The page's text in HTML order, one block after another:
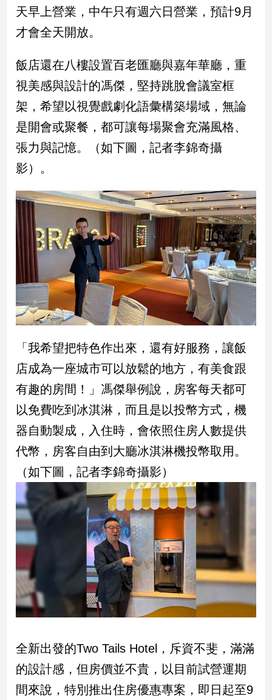
天早上營業，中午只有週六日營業，預計9月
才會全天開放。
飯店還在八樓設置百老匯廳與嘉年華廳，重
視美感與設計的馮傑，堅持跳脫會議室框
架，希望以視覺戲劇化語彙構築場域，無論
是開會或聚餐，都可讓每場聚會充滿風格、
張力與記憶。（如下圖，記者李錦奇攝
影）。
「我希望把特色作出來，還有好服務，讓飯
店成為一座城市可以放鬆的地方，有美食跟
有趣的房間！」馮傑舉例說，房客每天都可
以免費吃到冰淇淋，而且是以投幣方式，機
器自動製成，入住時，會依照住房人數提供
代幣，房客自由到大廳冰淇淋機投幣取用。
（如下圖，記者李錦奇攝影）
全新出發的Two Tails Hotel，斥資不斐，滿滿
的設計感，但房價並不貴，以目前試營運期
間來說，特別推出住房優惠專案，即日起至9